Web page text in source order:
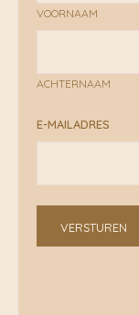
VOORNAAM
ACHTERNAAM
E-MAILADRES
VERSTUREN